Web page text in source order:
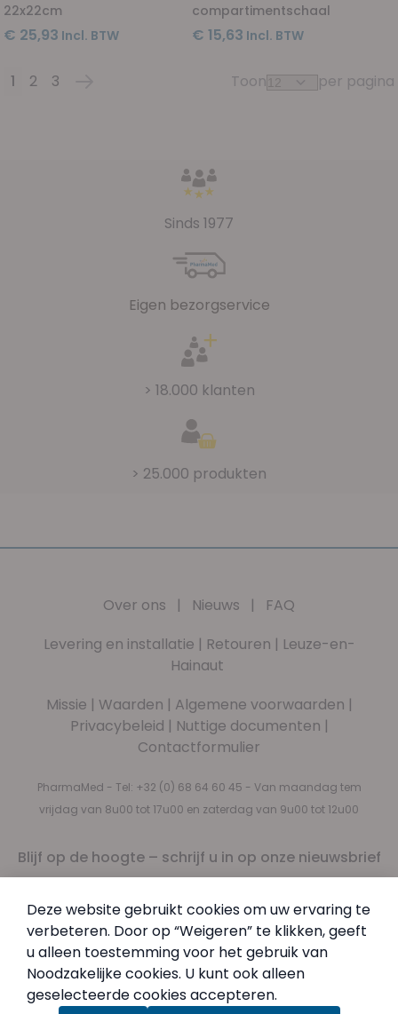
22x22cm
€ 25,93
compartimentschaal
€ 15,63
Pagina
U lees momenteel pagina
1 Pagina
2 Pagina
3 Toon per pagina
Sinds 1977
Eigen bezorgservice
> 18.000 klanten
> 25.000 produkten
Over ons | Nieuws | FAQ
Levering en installatie | Retouren | Leuze-en-
Hainaut
Missie | Waarden | Algemene voorwaarden |
Privacybeleid | Nuttige documenten |
Contactformulier
PharmaMed - Tel: +32 (0) 68 64 60 45 - Van maandag tem
vrijdag van 8u00 tot 17u00 en zaterdag van 9u00 tot 12u00
Blijf op de hoogte – schrijf u in op onze nieuwsbrief
Door in te schrijven, aanvaardt u onsPrivacybeleid
Deze website gebruikt cookies om uw ervaring te
verbeteren. Door op “Weigeren” te klikken, geeft
u alleen toestemming voor het gebruik van
Noodzakelijke cookies. U kunt ook alleen
geselecteerde cookies accepteren.